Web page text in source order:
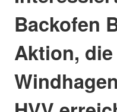
Backofen
Aktion,